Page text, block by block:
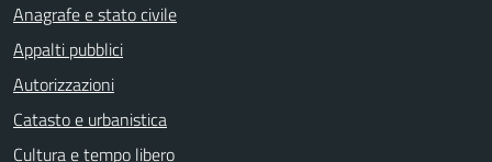
Anagrafe e stato civile
Appalti pubblici
Autorizzazioni
Catasto e urbanistica
Cultura e tempo libero